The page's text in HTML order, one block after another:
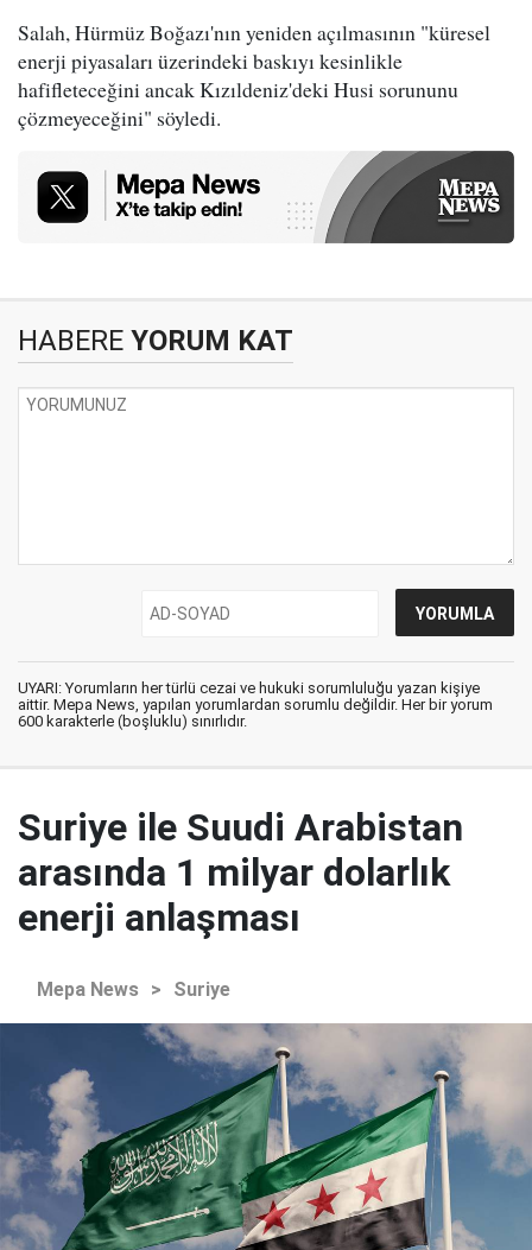
Salah, Hürmüz Boğazı'nın yeniden açılmasının "küresel
enerji piyasaları üzerindeki baskıyı kesinlikle
hafifleteceğini ancak Kızıldeniz'deki Husi sorununu
çözmeyeceğini" söyledi.
HABERE YORUM KAT
UYARI: Yorumların her türlü cezai ve hukuki sorumluluğu yazan kişiye
aittir. Mepa News, yapılan yorumlardan sorumlu değildir. Her bir yorum
600 karakterle (boşluklu) sınırlıdır.
Suriye ile Suudi Arabistan
arasında 1 milyar dolarlık
enerji anlaşması
Mepa News > Suriye